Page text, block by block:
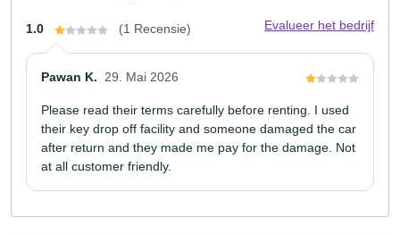
1.0 (1 Recensie) Evalueer het bedrijf
Pawan K. 29. Mai 2026
Please read their terms carefully before renting. I used
their key drop off facility and someone damaged the car
after return and they made me pay for the damage. Not
at all customer friendly.